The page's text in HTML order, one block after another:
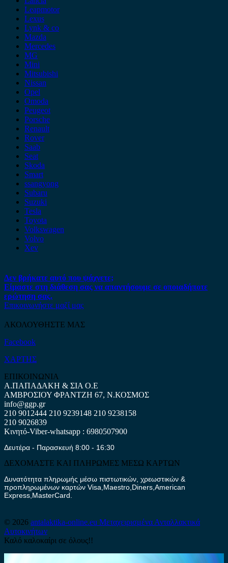
Leapmotor
Lexus
Lynk & co
Mazda
Mercedes
MG
Mini
Mitsubishi
Nissan
Opel
Omoda
Peugeot
Porsche
Renault
Rover
Saab
Seat
Skoda
Smart
ssangyong
Subaru
Suzuki
Tesla
Toyota
Volkswagen
Volvo
Xev
Δεν βρήκατε αυτό που ψάχνετε;
Είμαστε στη διάθεση σας να απαντήσουμε σε οποιαδήποτε
ερώτηση σας.
Επικοινωνήστε μαζί μας
ΑΚΟΛΟΥΘΗΣΤΕ ΜΑΣ
Facebook
ΧΑΡΤΗΣ
ΕΠΙΚΟΙΝΩΝΙΑ
Α.ΠΑΠΑΔΑΚΗ & ΣΙΑ Ο.Ε
ΑΜΒΡΟΣΙΟΥ ΦΡΑΝΤΖΗ 67, Ν.ΚΟΣΜΟΣ
info@ggp.gr
210 9012444 210 9239148 210 9238158
210 9026839
Κινητό-Viber-whatsapp : 6980507900
Δευτέρα - Παρασκευή 8:00 - 16:30
ΔΕΧΟΜΑΣΤΕ ΚΑΙ ΠΛΗΡΩΜΕΣ ΜΕΣΩ ΚΑΡΤΩΝ
Δυνατότητα πληρωμής μέσω πιστωτικών, χρεωστικών &
προπληρωμένων καρτών Visa,Maestro,Diners,American
Express,MasterCard.
© 2026 antalaktika-online.eu Μεταχειρισμένα Ανταλλακτικά
Αυτοκινήτων
Καλό καλοκαίρι σε όλους!!